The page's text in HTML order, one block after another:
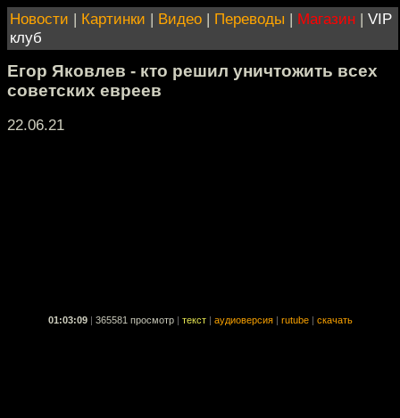
Новости | Картинки | Видео | Переводы | Магазин | VIP
клуб
Егор Яковлев - кто решил уничтожить всех
советских евреев
22.06.21
01:03:09 365581 просмотр текст аудиоверсия rutube скачать